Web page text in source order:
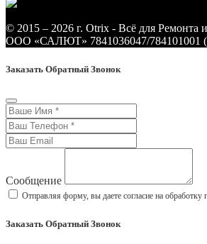
© 2015 – 2026 г. Otrix - Всё для Ремонта
ООО «САЛЮТ» 7841036047/784101001 (
Заказать Обратный Звонок
Сообщение
Отправляя форму, вы даете согласие на обработку
Заказать Обратный Звонок